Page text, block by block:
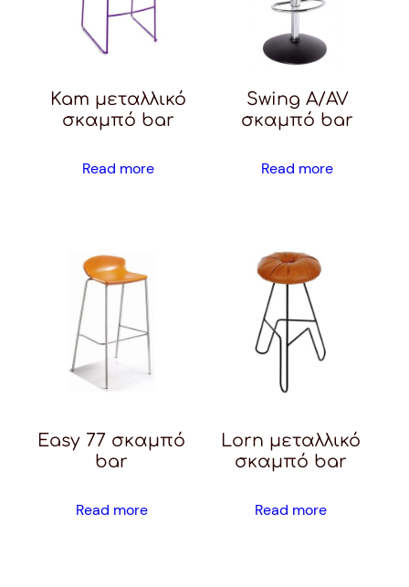
Kam μεταλλικό
σκαμπό bar
Read more
Swing A/AV
σκαμπό bar
Read more
Easy 77 σκαμπό
bar
Read more
Lorn μεταλλικό
σκαμπό bar
Read more